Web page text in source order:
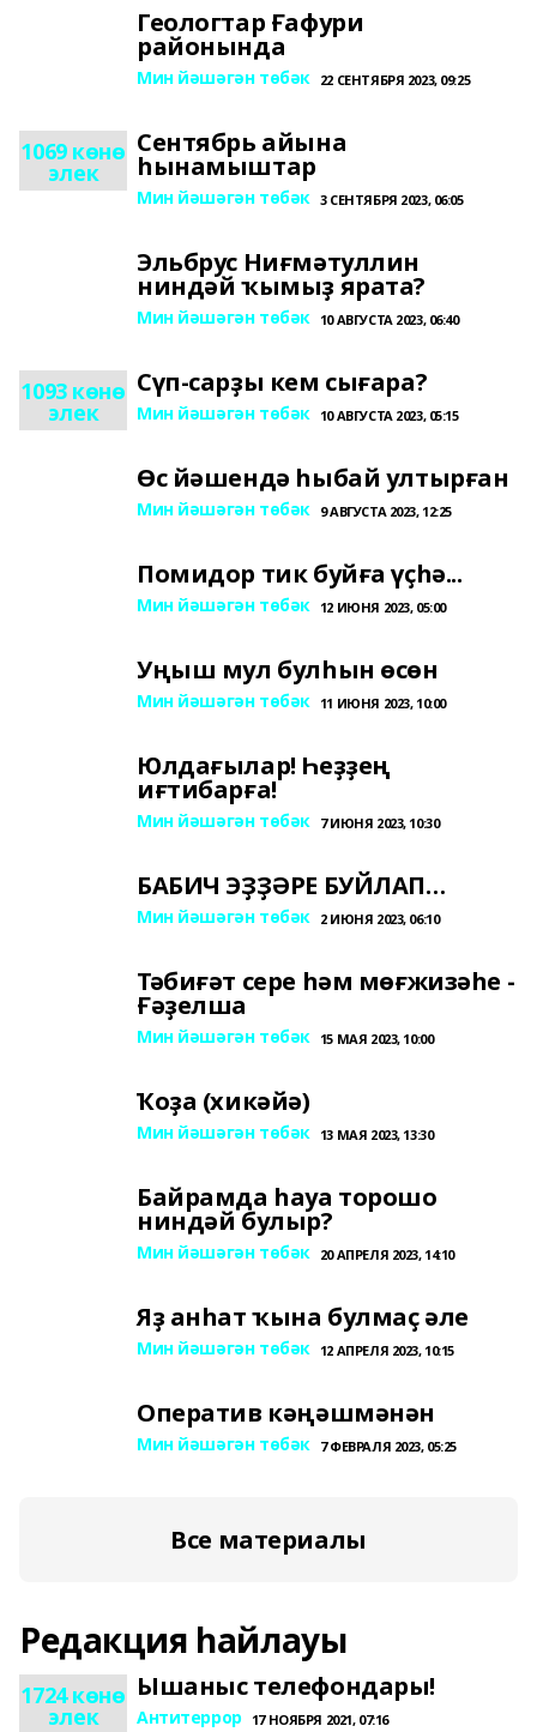
Геологтар Ғафури
районында
Мин йәшәгән төбәк 22 СЕНТЯБРЯ 2023, 09:25
1069 көнө
элек
Сентябрь айына
һынамыштар
Мин йәшәгән төбәк 3 СЕНТЯБРЯ 2023, 06:05
Эльбрус Ниғмәтуллин
ниндәй ҡымыҙ ярата?
Мин йәшәгән төбәк 10 АВГУСТА 2023, 06:40
1093 көнө
элек
Сүп-сарҙы кем сығара?
Мин йәшәгән төбәк 10 АВГУСТА 2023, 05:15
Өс йәшендә һыбай ултырған
Мин йәшәгән төбәк 9 АВГУСТА 2023, 12:25
Помидор тик буйға үҫһә...
Мин йәшәгән төбәк 12 ИЮНЯ 2023, 05:00
Уңыш мул булһын өсөн
Мин йәшәгән төбәк 11 ИЮНЯ 2023, 10:00
Юлдағылар! Һеҙҙең
иғтибарға!
Мин йәшәгән төбәк 7 ИЮНЯ 2023, 10:30
БАБИЧ ЭҘҘӘРЕ БУЙЛАП…
Мин йәшәгән төбәк 2 ИЮНЯ 2023, 06:10
Тәбиғәт сере һәм мөғжизәһе -
Ғәҙелша
Мин йәшәгән төбәк 15 МАЯ 2023, 10:00
Ҡоҙа (хикәйә)
Мин йәшәгән төбәк 13 МАЯ 2023, 13:30
Байрамда һауа торошо
ниндәй булыр?
Мин йәшәгән төбәк 20 АПРЕЛЯ 2023, 14:10
Яҙ анһат ҡына булмаҫ әле
Мин йәшәгән төбәк 12 АПРЕЛЯ 2023, 10:15
Оператив кәңәшмәнән
Мин йәшәгән төбәк 7 ФЕВРАЛЯ 2023, 05:25
Все материалы
Редакция һайлауы
1724 көнө
элек
Ышаныс телефондары!
Антитеррор 17 НОЯБРЯ 2021, 07:16